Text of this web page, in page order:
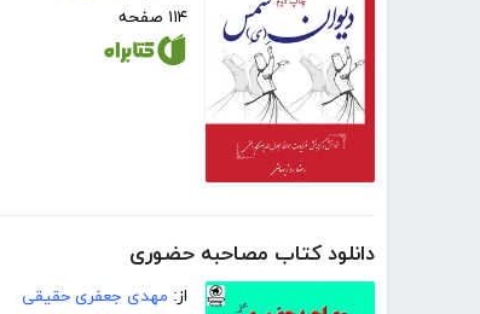
۱۱۴ صفحه
دانلود کتاب مصاحبه حضوری
از: مهدی جعفری حقیقی